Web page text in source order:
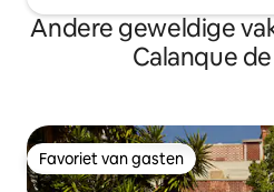
Andere geweldige
Calanque
Favoriet van gasten
Favoriet van gasten